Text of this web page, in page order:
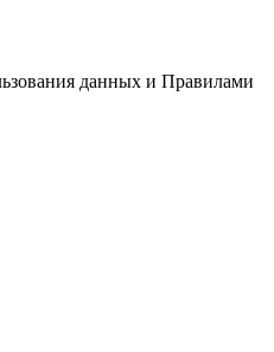
данных и Правилами